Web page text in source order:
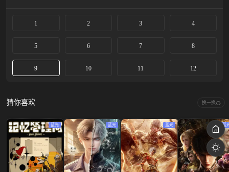
1 2 3 4
5 6 7 8
9 10 11 12
猜你喜欢 换一换
蓝光 蓝光 蓝光 蓝